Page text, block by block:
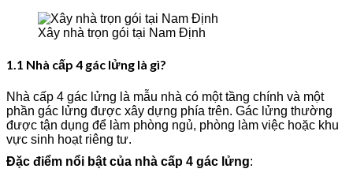
Xây nhà trọn gói tại Nam Định
1.1 Nhà cấp 4 gác lửng là gì?
Nhà cấp 4 gác lửng là mẫu nhà có một tầng chính và một
phần gác lửng được xây dựng phía trên. Gác lửng thường
được tận dụng để làm phòng ngủ, phòng làm việc hoặc khu
vực sinh hoạt riêng tư.
Đặc điểm nổi bật của nhà cấp 4 gác lửng: